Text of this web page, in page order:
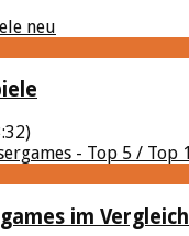
im Vergleich